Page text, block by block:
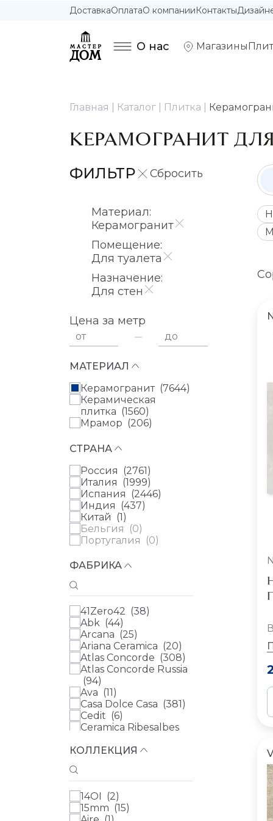
ДоставкаОплатаО компанииКонтакты
О нас Магазины
Главная Каталог Плитка
КЕРАМОГРАНИТ
ФИЛЬТР
Материал:
Керамогранит
Помещение:
Для туалета
Назначение:
Для стен
Цена за метр
от до
МАТЕРИАЛ
Керамогранит (7644)
Керамическая
плитка (1560)
Мрамор (206)
СТРАНА
Россия (2761)
Италия (1999)
Испания (2446)
Индия (437)
Китай (1)
Бельгия (0)
Португалия (0)
ФАБРИКА
41Zero42 (38)
Abk (44)
Arcana (25)
Ariana Ceramica (20)
Atlas Concorde (308)
Atlas Concorde Russia
(94)
Ava (11 )
Casa Dolce Casa (381 )
Cedit (6)
Ceramica Ribesalbes
Cir ( 21)
Dako (58
El Molino (
КОЛЛЕКЦИЯ
14OI (2)
15mm (15)